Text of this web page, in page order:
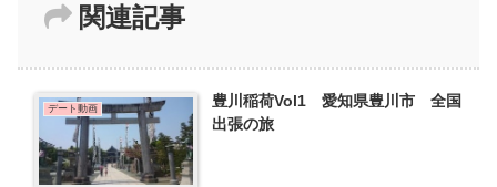
関連記事
デート動画
豊川稲荷Vol1 愛知県豊川市 全国
出張の旅